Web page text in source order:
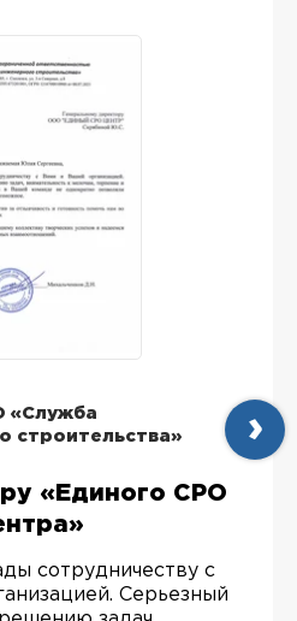
«Служба
строительства»
«Единого СРО
сотрудничеству с
Серьезный